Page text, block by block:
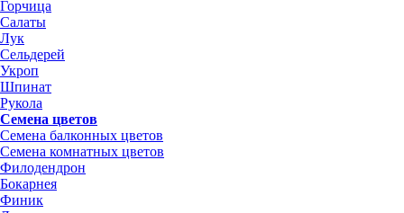
Горчица
Салаты
Лук
Сельдерей
Укроп
Шпинат
Рукола
Семена цветов
Семена балконных цветов
Семена комнатных цветов
Филодендрон
Бокарнея
Финик